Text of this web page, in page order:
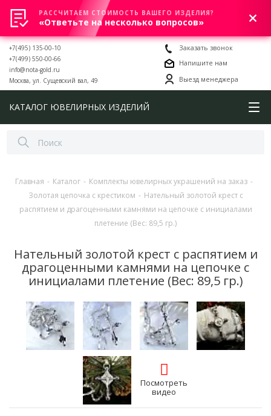
0
+7(495) 135-00-10
+7(499) 550-00-66
info@nota-gold.ru
Москва, ул. Сущевский вал, 49
Заказать звонок
Напишите нам
Выезд менеджера
КАТАЛОГ ЮВЕЛИРНЫХ ИЗДЕЛИЙ
Главная - Каталог - Комплекты ювелирных украшений на заказ -
Золотая цепочка с крестиком - Нательный золотой крест с
распятием и драгоценными камнями на цепочке с инициалами
плетение (Вес: 89,5 гр.)
Нательный золотой крест с распятием и
драгоценными камнями на цепочке с
инициалами плетение (Вес: 89,5 гр.)
Посмотреть
видео
РАССЧИТАЕМ СТОИМОСТЬ ВАШЕГО ИЗДЕЛИЯ?
«Ответьте на несколько вопросов»